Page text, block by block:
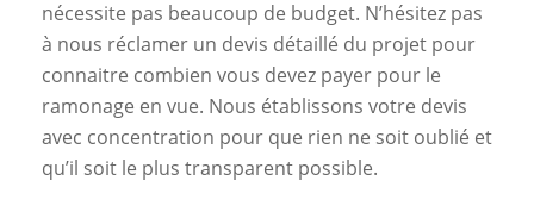
nécessite pas beaucoup de budget. N’hésitez pas
à nous réclamer un devis détaillé du projet pour
connaitre combien vous devez payer pour le
ramonage en vue. Nous établissons votre devis
avec concentration pour que rien ne soit oublié et
qu’il soit le plus transparent possible.